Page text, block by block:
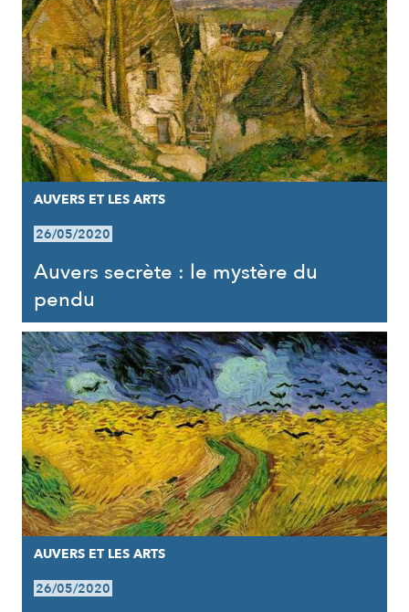
AUVERS ET LES ARTS
26/05/2020
Auvers secrète : le mystère du
pendu
AUVERS ET LES ARTS
26/05/2020